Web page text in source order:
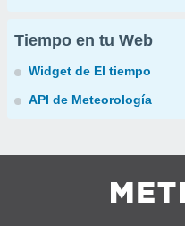
Tiempo en tu Web
Widget de El tiempo
API de Meteorología